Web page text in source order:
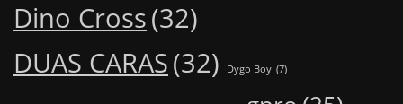
Dino Cross(32)
DUAS CARAS(32) Dygo Boy (7)